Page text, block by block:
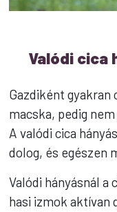
Valódi cica
Gazdiként gyakran
macska, pedig
A valódi cica
dolog, és egészen
Valódi hányásnál a
hasi izmok aktívan